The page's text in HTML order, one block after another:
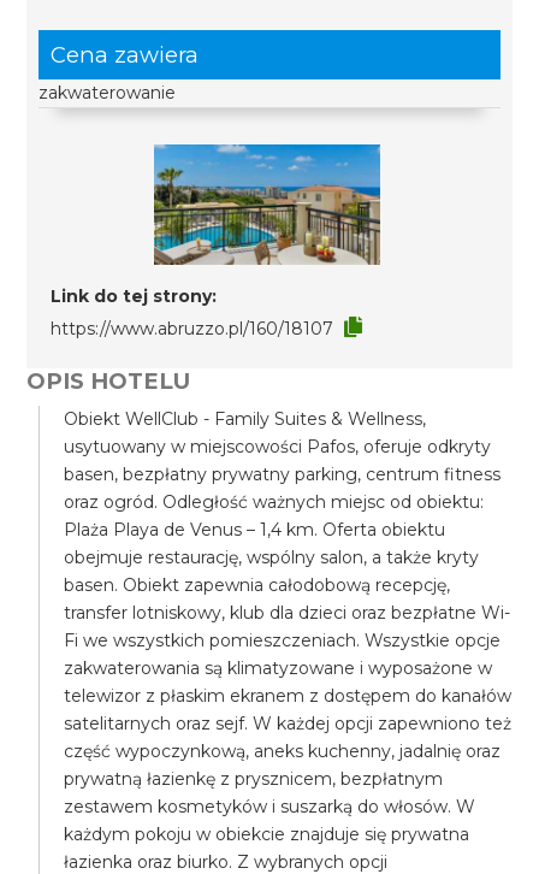
Cena zawiera
zakwaterowanie
Link do tej strony:
https://www.abruzzo.pl/160/18107
OPIS HOTELU
Obiekt WellClub - Family Suites & Wellness,
usytuowany w miejscowości Pafos, oferuje odkryty
basen, bezpłatny prywatny parking, centrum fitness
oraz ogród. Odległość ważnych miejsc od obiektu:
Plaża Playa de Venus – 1,4 km. Oferta obiektu
obejmuje restaurację, wspólny salon, a także kryty
basen. Obiekt zapewnia całodobową recepcję,
transfer lotniskowy, klub dla dzieci oraz bezpłatne Wi-
Fi we wszystkich pomieszczeniach. Wszystkie opcje
zakwaterowania są klimatyzowane i wyposażone w
telewizor z płaskim ekranem z dostępem do kanałów
satelitarnych oraz sejf. W każdej opcji zapewniono też
część wypoczynkową, aneks kuchenny, jadalnię oraz
prywatną łazienkę z prysznicem, bezpłatnym
zestawem kosmetyków i suszarką do włosów. W
każdym pokoju w obiekcie znajduje się prywatna
łazienka oraz biurko. Z wybranych opcji